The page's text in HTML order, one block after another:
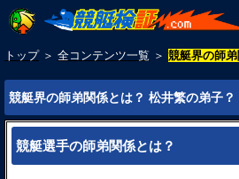
トップ ＞ 全コンテンツ一覧 ＞ 競艇界の師弟
競艇界の師弟関係とは？ 松井繁の弟子？
競艇選手の師弟関係とは？